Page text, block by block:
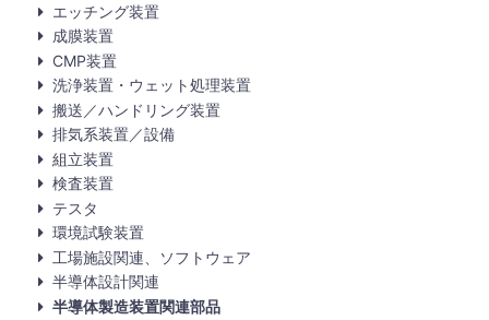
エッチング装置
成膜装置
CMP装置
洗浄装置・ウェット処理装置
搬送／ハンドリング装置
排気系装置／設備
組立装置
検査装置
テスタ
環境試験装置
工場施設関連、ソフトウェア
半導体設計関連
半導体製造装置関連部品